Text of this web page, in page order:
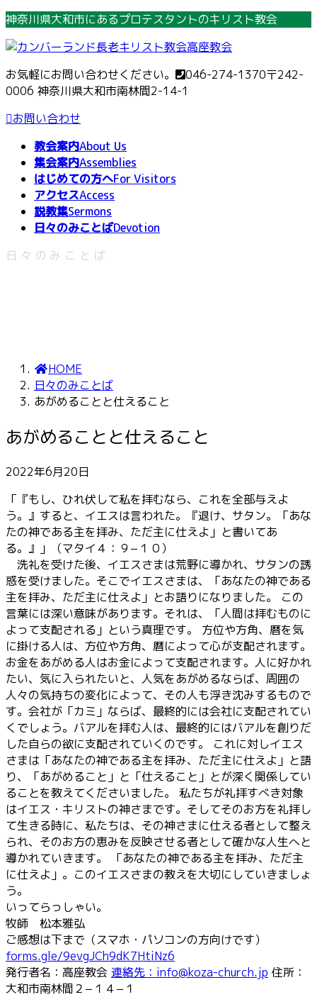
コ
テ
ン
ツ
へ
ス
ナ
ゲ
ー
シ
ョ
ン
神奈川県大和市にあるプロテスタントのキリスト教会
お気軽にお問い合わせください。 046-274-1370〒242-
0006 神奈川県大和市南林間2-14-1
お問い合わせ
教会案内About Us
集会案内Assemblies
はじめての方へFor Visitors
アクセスAccess
説教集Sermons
日々のみことばDevotion
日々のみことば
HOME
日々のみことば
あがめることと仕えること
あがめることと仕えること
2022年6月20日
「『もし、ひれ伏して私を拝むなら、これを全部与えよ
う。』すると、イエスは言われた。『退け、サタン。「あな
たの神である主を拝み、ただ主に仕えよ」と書いてあ
る。』」（マタイ４：９−１０）
洗礼を受けた後、イエスさまは荒野に導かれ、サタンの誘
惑を受けました。そこでイエスさまは、「あなたの神である
主を拝み、ただ主に仕えよ」とお語りになりました。 この
言葉には深い意味があります。それは、「人間は拝むものに
よって支配される」という真理です。 方位や方角、暦を気
に掛ける人は、方位や方角、暦によって心が支配されます。
お金をあがめる人はお金によって支配されます。人に好かれ
たい、気に入られたいと、人気をあがめるならば、周囲の
人々の気持ちの変化によって、その人も浮き沈みするもので
す。会社が「カミ」ならば、最終的には会社に支配されてい
くでしょう。バアルを拝む人は、最終的にはバアルを創りだ
した自らの欲に支配されていくのです。 これに対しイエス
さまは「あなたの神である主を拝み、ただ主に仕えよ」と語
り、「あがめること」と「仕えること」とが深く関係してい
ることを教えてくださいました。 私たちが礼拝すべき対象
はイエス・キリストの神さまです。そしてそのお方を礼拝し
て生きる時に、私たちは、その神さまに仕える者として整え
られ、そのお方の恵みを反映させる者として確かな人生へと
導かれていきます。 「あなたの神である主を拝み、ただ主
に仕えよ」。このイエスさまの教えを大切にしていきましょ
う。
いってらっしゃい。
牧師 松本雅弘
ご感想は下まで（スマホ・パソコンの方向けです）
forms.gle/9evgJCh9dK7HtiNz6
発行者名：高座教会 連絡先：info@koza-church.jp 住所：
大和市南林間２−１４−１